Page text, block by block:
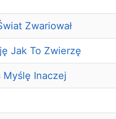
Zwariował
Jak To Zwierzę
Myślę Inaczej